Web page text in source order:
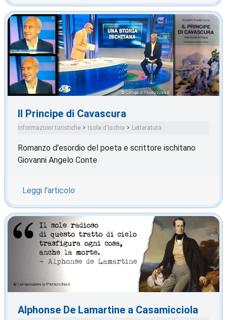
Il Principe di Cavascura
Informazioni turistiche Isola d'Ischia Letteratura
Romanzo d'esordio del poeta e scrittore ischitano
Giovanni Angelo Conte
Leggi l'articolo
Alphonse De Lamartine a Casamicciola